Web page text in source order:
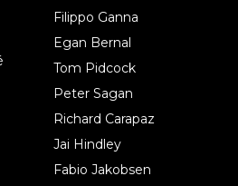
Filippo Ganna
Egan Bernal
Tom Pidcock
Peter Sagan
Richard Carapaz
Jai Hindley
Fabio Jakobsen